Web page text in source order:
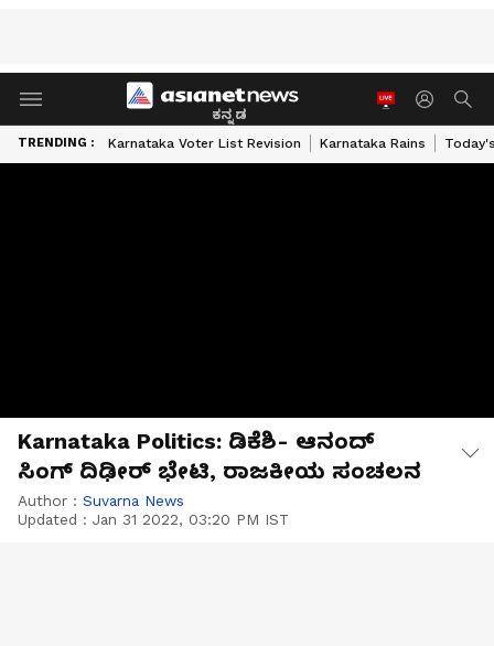
ಕನ್ನಡ
TRENDING : Karnataka Voter List Revision Karnataka Rains
Karnataka Politics: ಡಿಕೆಶಿ- ಆನಂದ್
ಸಿಂಗ್ ದಿಢೀರ್ ಭೇಟಿ, ರಾಜಕೀಯ ಸಂಚಲನ
Author : Suvarna News
Updated : Jan 31 2022, 03:20 PM IST